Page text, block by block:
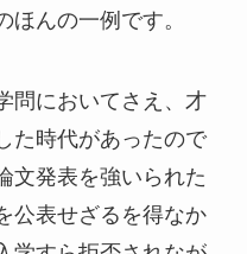
ほんの一例です。
問においてさえ、才
た時代があったので
文発表を強いられた
公表せざるを得なか